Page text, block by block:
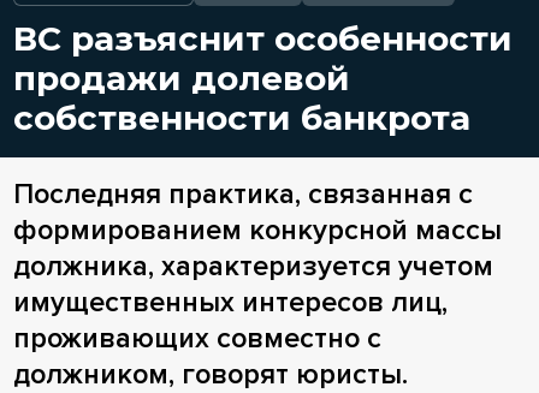
ВС разъяснит особенности
продажи долевой
собственности банкрота
Последняя практика, связанная с
формированием конкурсной массы
должника, характеризуется учетом
имущественных интересов лиц,
проживающих совместно с
должником, говорят юристы.